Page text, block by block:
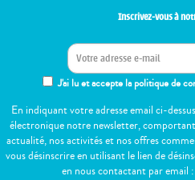
Inscrivez-vous à
J'ai lu et accepte la politique de
En indiquant votre adresse email ci-
électronique notre newsletter,
actualité, nos activités et nos offres
vous désinscrire en utilisant le lien de
en nous contactant par